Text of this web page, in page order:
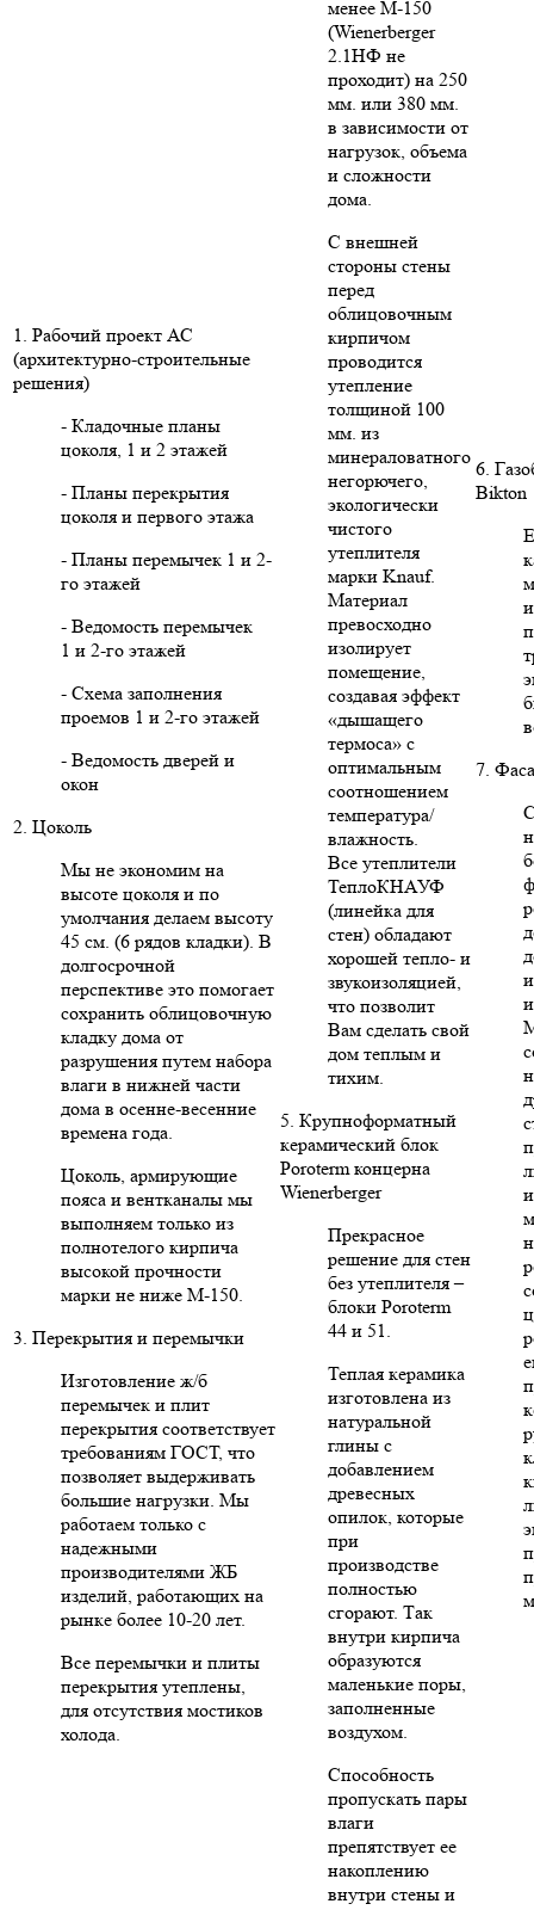
1. Рабочий проект АС
(архитектурно-строительные
решения)
- Кладочные планы
цоколя, 1 и 2 этажей
- Планы перекрытия
цоколя и первого этажа
- Планы перемычек 1 и 2-
го этажей
- Ведомость перемычек
1 и 2-го этажей
- Схема заполнения
проемов 1 и 2-го этажей
- Ведомость дверей и
окон
2. Цоколь
Мы не экономим на
высоте цоколя и по
умолчания делаем высоту
45 см. (6 рядов кладки). В
долгосрочной
перспективе это помогает
сохранить облицовочную
кладку дома от
разрушения путем набора
влаги в нижней части
дома в осенне-весенние
времена года.
Цоколь, армирующие
пояса и вентканалы мы
выполняем только из
полнотелого кирпича
высокой прочности
марки не ниже М-150.
3. Перекрытия и перемычки
Изготовление ж/б
перемычек и плит
перекрытия соответствует
требованиям ГОСТ, что
позволяет выдерживать
большие нагрузки. Мы
работаем только с
надежными
производителями ЖБ
изделий, работающих на
рынке более 10-20 лет.
Все перемычки и плиты
перекрытия утеплены,
для отсутствия мостиков
холода.
менее М-150
(Wienerberger
2.1НФ не
проходит) на 250
мм. или 380 мм.
в зависимости от
нагрузок, объема
и сложности
дома.
С внешней
стороны стены
перед
облицовочным
кирпичом
проводится
утепление
толщиной 100
мм. из
минераловатного
негорючего,
экологически
чистого
утеплителя
марки Knauf.
Материал
превосходно
изолирует
помещение,
создавая эффект
«дышащего
термоса» с
оптимальным
соотношением
температура/
влажность.
Все утеплители
ТеплоКНАУФ
(линейка для
стен) обладают
хорошей тепло- и
звукоизоляцией,
что позволит
Вам сделать свой
дом теплым и
тихим.
5. Крупноформатный
керамический блок
Poroterm концерна
Wienerberger
Прекрасное
решение для стен
без утеплителя –
блоки Poroterm
44 и 51.
Теплая керамика
изготовлена из
натуральной
глины с
добавлением
древесных
опилок, которые
при
производстве
полностью
сгорают. Так
внутри кирпича
образуются
маленькие поры,
заполненные
воздухом.
Способность
пропускать пары
влаги
препятствует ее
накоплению
внутри стены и
6.
Bikton
7.